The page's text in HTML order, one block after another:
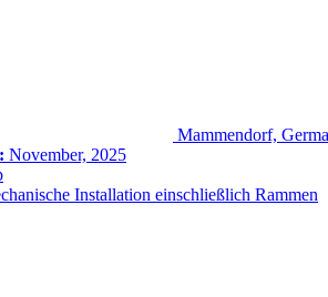
Mammendorf,
November, 2025
Installation einschließlich Rammen